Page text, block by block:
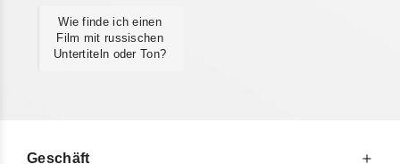
Wie finde ich einen
Film mit russischen
Untertiteln oder Ton?
Geschäft